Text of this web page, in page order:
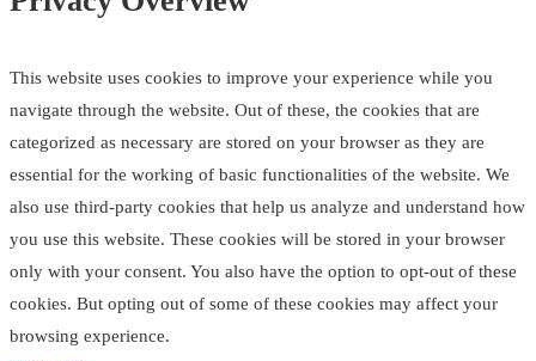
This website uses cookies to improve your experience while you
navigate through the website. Out of these, the cookies that are
categorized as necessary are stored on your browser as they are
essential for the working of basic functionalities of the website. We
also use third-party cookies that help us analyze and understand how
you use this website. These cookies will be stored in your browser
only with your consent. You also have the option to opt-out of these
cookies. But opting out of some of these cookies may affect your
browsing experience.